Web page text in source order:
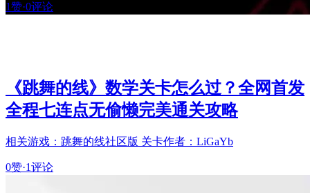
1赞·0评论
《跳舞的线》数学关卡怎么过？全网首发
全程七连点无偷懒完美通关攻略
相关游戏：跳舞的线社区版 关卡作者：LiGaYb
0赞·1评论